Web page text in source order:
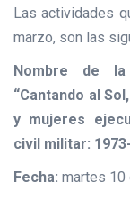
Las actividades
marzo, son las
Nombre de
“Cantando al
y mujeres
civil militar:
Fecha: martes 10